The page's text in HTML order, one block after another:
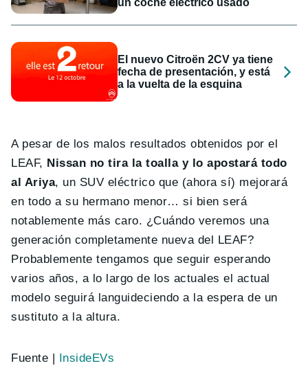
El nuevo Citroën 2CV ya tiene
fecha de presentación, y está
a la vuelta de la esquina
A pesar de los malos resultados obtenidos por el
LEAF, Nissan no tira la toalla y lo apostará todo
al Ariya, un SUV eléctrico que (ahora sí) mejorará
en todo a su hermano menor… si bien será
notablemente más caro. ¿Cuándo veremos una
generación completamente nueva del LEAF?
Probablemente tengamos que seguir esperando
varios años, a lo largo de los actuales el actual
modelo seguirá languideciendo a la espera de un
sustituto a la altura.
Fuente | InsideEVs